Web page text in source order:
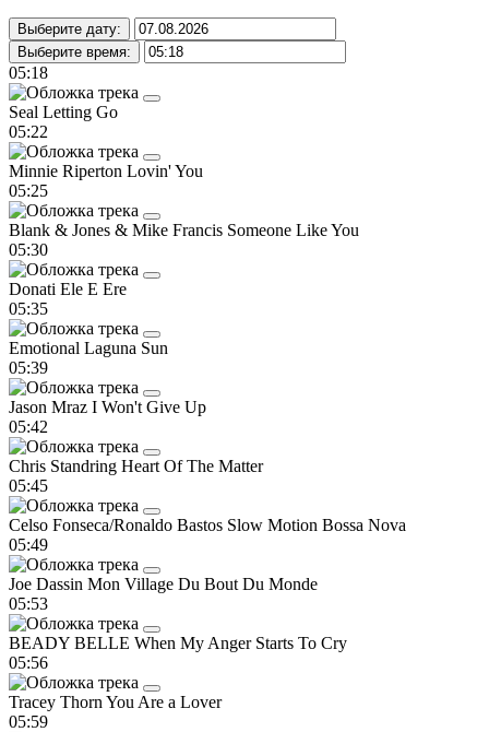
Выберите дату:
Выберите время:
05:18
Seal Letting Go
05:22
Minnie Riperton Lovin' You
05:25
Blank & Jones & Mike Francis Someone Like You
05:30
Donati Ele E Ere
05:35
Emotional Laguna Sun
05:39
Jason Mraz I Won't Give Up
05:42
Chris Standring Heart Of The Matter
05:45
Celso Fonseca/Ronaldo Bastos Slow Motion Bossa Nova
05:49
Joe Dassin Mon Village Du Bout Du Monde
05:53
BEADY BELLE When My Anger Starts To Cry
05:56
Tracey Thorn You Are a Lover
05:59